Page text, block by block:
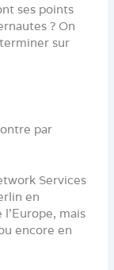
ses points
? On
sur
par
Services
en
mais
encore en